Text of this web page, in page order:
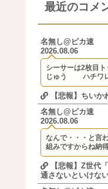
最近のコメ
名無し@ピカ速
2026.08.06
シーサーは2枚目
じゅう ハチワ
【悲報】ちい
名無し@ピカ速
2026.08.06
なんで・・・と言
組みですからね納
【悲報】Z世代
通さないといけない